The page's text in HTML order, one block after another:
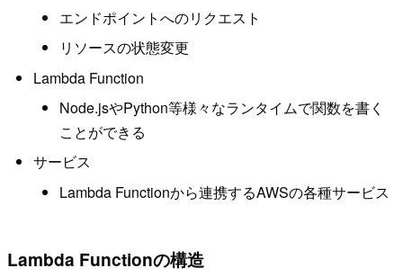
エンドポイントへのリクエスト
リソースの状態変更
Lambda Function
Node.jsやPython等様々なランタイムで関数を書く
ことができる
サービス
Lambda Functionから連携するAWSの各種サービス
Lambda Functionの構造